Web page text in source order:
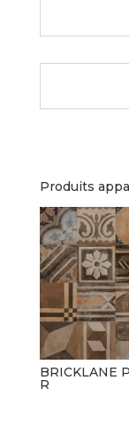
Produits
BRICKLANE
R